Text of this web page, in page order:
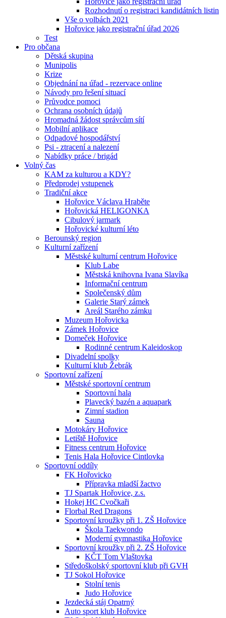
Rozhodnutí o registraci kandidátních listin
Vše o volbách 2021
Hořovice jako registrační úřad 2026
Test
Pro občana
Dětská skupina
Munipolis
Krize
Objednání na úřad - rezervace online
Návody pro řešení situací
Průvodce pomoci
Ochrana osobních údajů
Hromadná žádost správcům sítí
Mobilní aplikace
Odpadové hospodářství
Psi - ztracení a nalezení
Nabídky práce / brigád
Volný čas
KAM za kulturou a KDY?
Předprodej vstupenek
Tradiční akce
Hořovice Václava Hraběte
Hořovická HELIGONKA
Cibulový jarmark
Hořovické kulturní léto
Berounský region
Kulturní zařízení
Městské kulturní centrum Hořovice
Klub Labe
Městská knihovna Ivana Slavíka
Informační centrum
Společenský dům
Galerie Starý zámek
Areál Starého zámku
Muzeum Hořovicka
Zámek Hořovice
Domeček Hořovice
Rodinné centrum Kaleidoskop
Divadelní spolky
Kulturní klub Žebrák
Sportovní zařízení
Městské sportovní centrum
Sportovní hala
Plavecký bazén a aquapark
Zimní stadion
Sauna
Motokáry Hořovice
Letiště Hořovice
Fitness centrum Hořovice
Tenis Hala Hořovice Cintlovka
Sportovní oddíly
FK Hořovicko
Přípravka mladší žactvo
TJ Spartak Hořovice, z.s.
Hokej HC Cvočkaři
Florbal Red Dragons
Sportovní kroužky při 1. ZŠ Hořovice
Škola Taekwondo
Moderní gymnastika Hořovice
Sportovní kroužky při 2. ZŠ Hořovice
KČT Tom Vlaštovka
Středoškolský sportovní klub při GVH
TJ Sokol Hořovice
Stolní tenis
Judo Hořovice
Jezdecká stáj Opatrný
Auto sport klub Hořovice